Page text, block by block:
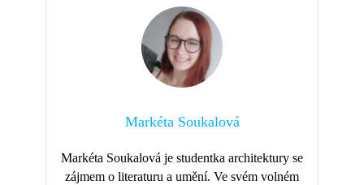
Markéta Soukalová
Markéta Soukalová je studentka architektury se
zájmem o literaturu a umění. Ve svém volném